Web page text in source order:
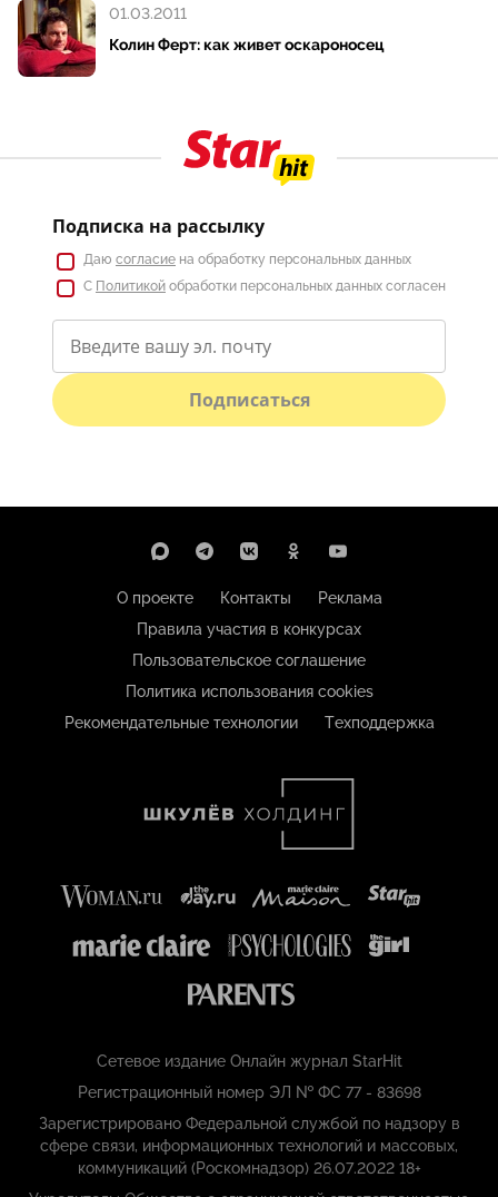
Колин Ферт: как живет оскароносец
01.03.2011
Подписка на рассылку
Даю согласие на обработку персональных данных
С Политикой обработки персональных данных согласен
Подписаться
О проекте Контакты
Реклама
Правила участия в конкурсах
Пользовательское соглашение
Политика использования cookies
Рекомендательные технологии
Техподдержка
Сетевое издание Онлайн журнал StarHit
Регистрационный номер ЭЛ № ФС 77 - 83698
Зарегистрировано Федеральной службой по надзору в
сфере связи, информационных технологий и массовых,
коммуникаций (Роскомнадзор) 26.07.2022 18+